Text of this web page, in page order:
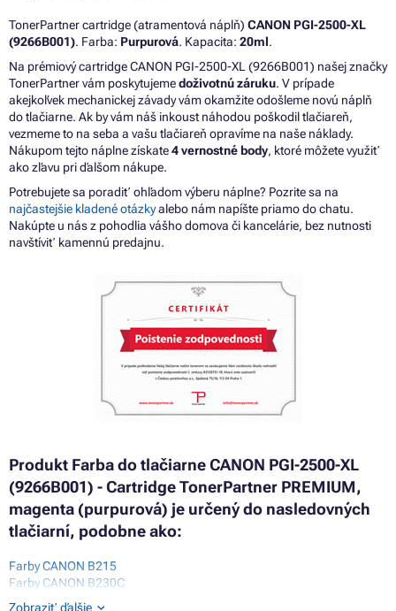
TonerPartner cartridge (atramentová náplň) CANON PGI-2500-XL
(9266B001). Farba: Purpurová. Kapacita: 20ml.
Na prémiový cartridge CANON PGI-2500-XL (9266B001) našej značky
TonerPartner vám poskytujemedoživotnú záruku. V prípade
akejkoľvek mechanickej závady vám okamžite odošleme novú náplň
do tlačiarne. Ak by vám náš inkoust náhodou poškodil tlačiareň,
vezmeme to na seba a vašu tlačiareň opravíme na naše náklady.
Nákupom tejto náplne získate4 vernostné body, ktoré môžete využiť
ako zľavu pri ďalšom nákupe.
Potrebujete sa poradiť ohľadom výberu náplne? Pozrite sa na
najčastejšie kladené otázkyalebo nám napíšte priamo do chatu.
Nakúpte u nás z pohodlia vášho domova či kancelárie, bez nutnosti
navštíviť kamennú predajnu.
Produkt Farba do tlačiarne CANON PGI-2500-XL
(9266B001) - Cartridge TonerPartner PREMIUM,
magenta (purpurová) je určený do nasledovných
tlačiarní, podobne ako:
Farby CANON B215
Farby CANON B230C
Farby CANON EB10
Zobraziť ďalšie